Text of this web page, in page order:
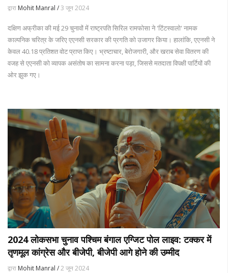
द्वारा Mohit Manral /3 जून 2024
दक्षिण अफ्रीका की मई 29 चुनावों में राष्ट्रपति सिरिल रामफोसा ने 'टिंटस्वालो' नामक
काल्पनिक चरित्र के जरिए एएनसी सरकार की प्रगति को उजागर किया। हालांकि, एएनसी ने
केवल 40.18 प्रतिशत वोट प्राप्त किए। भ्रष्टाचार, बेरोजगारी, और खराब सेवा वितरण की
वजह से एएनसी को व्यापक असंतोष का सामना करना पड़ा, जिससे मतदाता विपक्षी पार्टियों की
ओर झुक गए।
2024 लोकसभा चुनाव पश्चिम बंगाल एग्जिट पोल लाइव: टक्कर में
तृणमूल कांग्रेस और बीजेपी, बीजेपी आगे होने की उम्मीद
द्वारा Mohit Manral /2 जून 2024